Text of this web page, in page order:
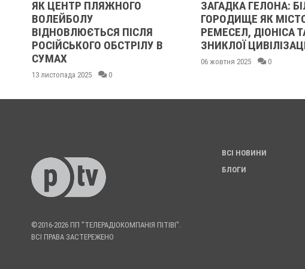
ПІСЛЯ
В
ЗАГАДКА ГЕЛОНА: БІЛЬСЬКЕ
ГОРОДИЩЕ ЯК МІСТО
РЕМЕСЕЛ, ДІОНІСА ТА
ЗНИКЛОЇ ЦИВІЛІЗАЦІЇ
МИНУЛЕ
23 вересня
©2016-2026 ПП "ТЕЛЕРАДІОКОМПАНІЯ ПІТІВІ".
ВСІ ПРАВА ЗАСТЕРЕЖЕНО
ВСІ НОВИНИ
БЛОГИ